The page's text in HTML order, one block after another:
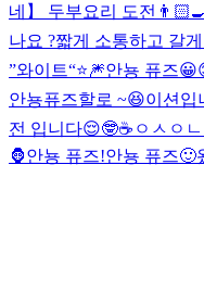
네】 두부요리 도전
나요 ?짧게 소통하고 갈게
”와이트“⭐️🎆안뇽 퓨즈😀
안뇽퓨즈할로 ~😆이션입
전 입니다😌🤓☕️ ㅇㅅㅇㄴ
🦍안뇽 퓨즈!안뇽 퓨즈🙂